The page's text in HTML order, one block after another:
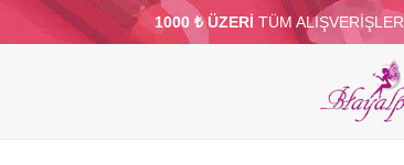
1000 ₺ ÜZERİ TÜM
TAKI MALZEMELERİ PARTİ VE SÜS
TOPTAN